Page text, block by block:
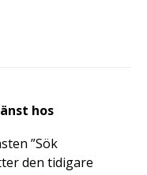
hos
”Sök
den tidigare